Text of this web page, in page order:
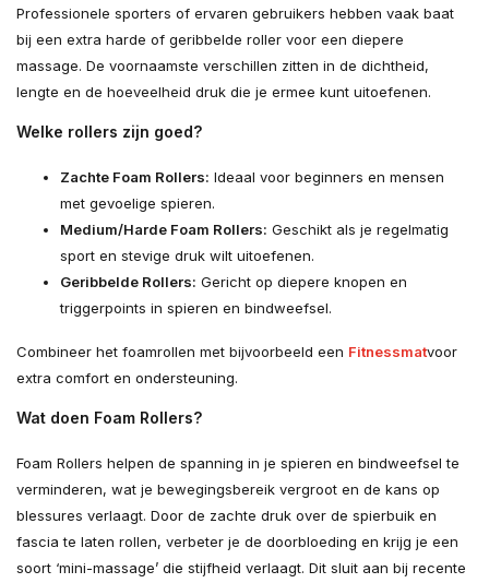
Professionele sporters of ervaren gebruikers hebben vaak baat
bij een extra harde of geribbelde roller voor een diepere
massage. De voornaamste verschillen zitten in de dichtheid,
lengte en de hoeveelheid druk die je ermee kunt uitoefenen.
Welke rollers zijn goed?
Zachte Foam Rollers: Ideaal voor beginners en mensen
met gevoelige spieren.
Medium/Harde Foam Rollers: Geschikt als je regelmatig
sport en stevige druk wilt uitoefenen.
Geribbelde Rollers: Gericht op diepere knopen en
triggerpoints in spieren en bindweefsel.
Combineer het foamrollen met bijvoorbeeld een Fitnessmatvoor
extra comfort en ondersteuning.
Wat doen Foam Rollers?
Foam Rollers helpen de spanning in je spieren en bindweefsel te
verminderen, wat je bewegingsbereik vergroot en de kans op
blessures verlaagt. Door de zachte druk over de spierbuik en
fascia te laten rollen, verbeter je de doorbloeding en krijg je een
soort ‘mini-massage’ die stijfheid verlaagt. Dit sluit aan bij recente